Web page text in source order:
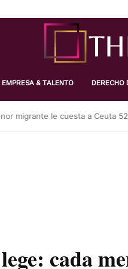
EMPRESA & TALENTO DERECHO
migrante le cuesta a Ceuta